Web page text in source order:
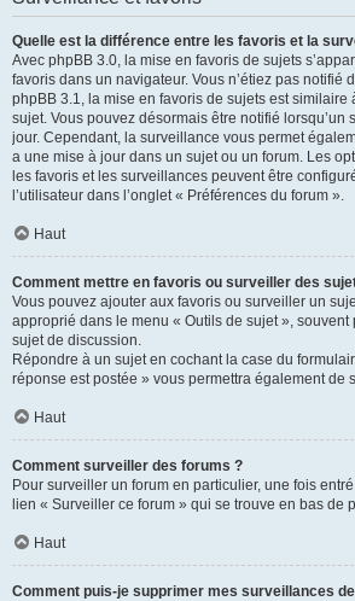
Quelle est la différence entre les favoris et la
Avec phpBB 3.0, la mise en favoris de sujets
favoris dans un navigateur. Vous n’étiez pas notifié
phpBB 3.1, la mise en favoris de sujets est similaire
sujet. Vous pouvez désormais être notifié lorsqu’un
jour. Cependant, la surveillance vous permet
a une mise à jour dans un sujet ou un forum. Les
les favoris et les surveillances peuvent être
l’utilisateur dans l’onglet « Préférences du forum ».
Haut
Comment mettre en favoris ou surveiller des
Vous pouvez ajouter aux favoris ou surveiller un
approprié dans le menu « Outils de sujet », souvent
sujet de discussion.
Répondre à un sujet en cochant la case du
réponse est postée » vous permettra également de
Haut
Comment surveiller des forums ?
Pour surveiller un forum en particulier, une fois
lien « Surveiller ce forum » qui se trouve en bas de
Haut
Comment puis-je supprimer mes surveillances